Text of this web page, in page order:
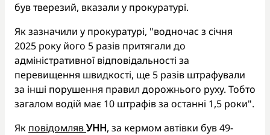
був тверезий, вказали у прокуратурі.
Як зазначили у прокуратурі, "водночас з січня
2025 року його 5 разів притягали до
адміністративної відповідальності за
перевищення швидкості, ще 5 разів штрафували
за інші порушення правил дорожнього руху. Тобто
загалом водій має 10 штрафів за останні 1,5 роки".
Як повідомлявУНН, за кермом автівки був 49-